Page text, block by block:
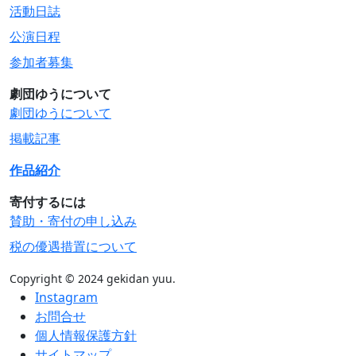
活動日誌
公演日程
参加者募集
劇団ゆうについて
劇団ゆうについて
掲載記事
作品紹介
寄付するには
賛助・寄付の申し込み
税の優遇措置について
Copyright © 2024 gekidan yuu.
Instagram
お問合せ
個人情報保護方針